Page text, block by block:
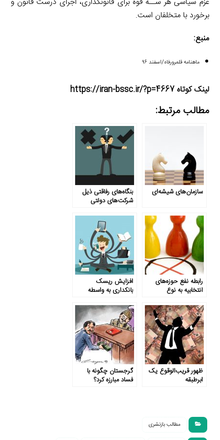
برخورد با متخلفان است.
منبع:
ماهنامه قلمرورفاه/اسفند ۹۶
لینک کوتاه https://iran-bssc.ir/?p=4667
مطالب مرتبط:
سازمان‌های شیشه‌ای
بنگاه‌های رفاقتی ذیل
شرکت‌های دولتی‌
رابطه نفع حوزه‌های
انتخابیه به نوع
افزایش ریسک
بانکداری به واسطه
ظهور قریب‌الوقوع یک
ابرطبقه
گرجستان چگونه با
فساد مبارزه کرد؟
مطالب بازنشری